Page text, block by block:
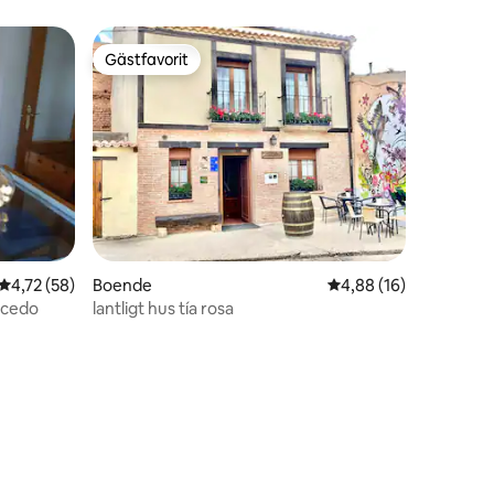
av 5 i genomsnittligt betyg, 58 omdömen
4,72 (58)
Gästfavorit
Gästfavorit
Boende 4,88 av 5 i
4,88 (16)
lantligt hus tía rosa